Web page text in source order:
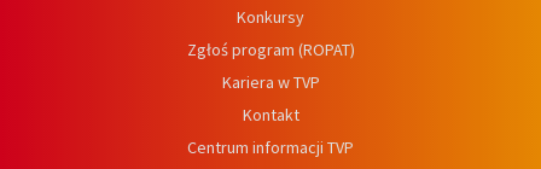
Konkursy
Zgłoś program (ROPAT)
Kariera w TVP
Kontakt
Centrum informacji TVP